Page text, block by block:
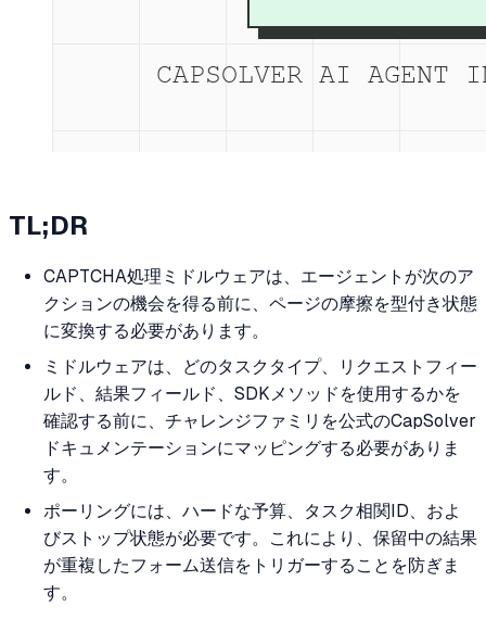
TL;DR
CAPTCHA処理ミドルウェアは、エージェントが次のア
クションの機会を得る前に、ページの摩擦を型付き状態
に変換する必要があります。
ミドルウェアは、どのタスクタイプ、リクエストフィー
ルド、結果フィールド、SDKメソッドを使用するかを
確認する前に、チャレンジファミリを公式のCapSolver
ドキュメンテーションにマッピングする必要がありま
す。
ポーリングには、ハードな予算、タスク相関ID、およ
びストップ状態が必要です。これにより、保留中の結果
が重複したフォーム送信をトリガーすることを防ぎま
す。